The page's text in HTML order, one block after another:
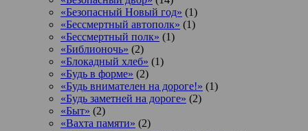
«Безопасный Новый год» (1)
«Бессмертный автополк» (1)
«Бессмертный полк» (1)
«Библионочь» (2)
«Блокадный хлеб» (1)
«Будь в форме» (2)
«Будь внимателен на дороге!» (1)
«Будь заметней на дороге» (2)
«Быт» (2)
«Вахта памяти» (2)